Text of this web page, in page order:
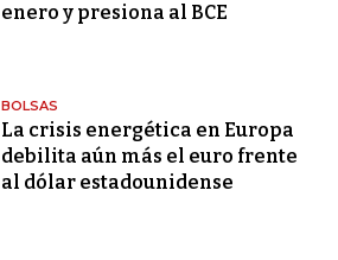
enero y presiona al BCE
BOLSAS
La crisis energética en Europa
debilita aún más el euro frente
al dólar estadounidense